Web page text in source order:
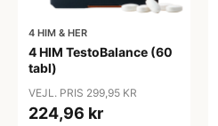
4 HIM & HER
4 HIM TestoBalance (60
tabl)
VEJL. PRIS 299,95 KR
224,96 kr